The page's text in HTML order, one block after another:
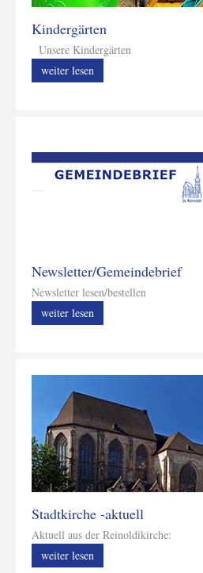
Kindergärten
Unsere Kindergärten
weiter lesen
Newsletter/Gemeindebrief
Newsletter lesen/bestellen
weiter lesen
Stadtkirche -aktuell
Aktuell aus der Reinoldikirche:
weiter lesen